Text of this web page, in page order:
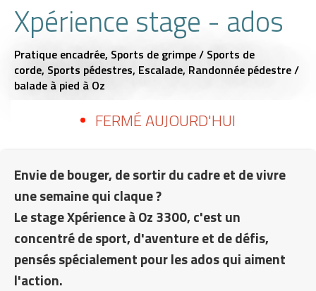
Xpérience stage - ados
Pratique encadrée, Sports de grimpe / Sports de
corde, Sports pédestres, Escalade, Randonnée pédestre /
balade à pied à Oz
FERMÉ AUJOURD'HUI
Envie de bouger, de sortir du cadre et de vivre
une semaine qui claque ?
Le stage Xpérience à Oz 3300, c'est un
concentré de sport, d'aventure et de défis,
pensés spécialement pour les ados qui aiment
l'action.